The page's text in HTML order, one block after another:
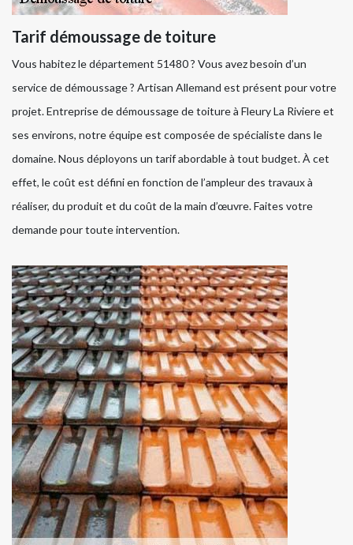
Tarif démoussage de toiture
Vous habitez le département 51480 ? Vous avez besoin d’un
service de démoussage ? Artisan Allemand est présent pour votre
projet. Entreprise de démoussage de toiture à Fleury La Riviere et
ses environs, notre équipe est composée de spécialiste dans le
domaine. Nous déployons un tarif abordable à tout budget. À cet
effet, le coût est défini en fonction de l’ampleur des travaux à
réaliser, du produit et du coût de la main d’œuvre. Faites votre
demande pour toute intervention.